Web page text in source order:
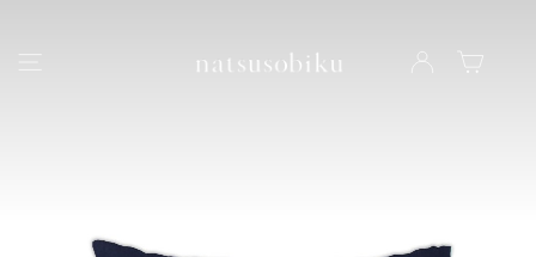
natsusobiku